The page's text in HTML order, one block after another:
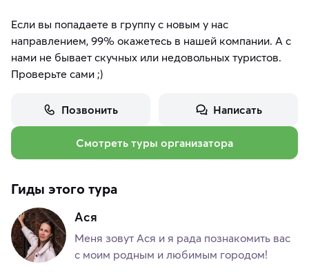
Если вы попадаете в группу с новым у нас
направлением, 99% окажетесь в нашей компании. А с
нами не бывает скучных или недовольных туристов.
Проверьте сами ;)
Позвонить Написать
Смотреть туры организатора
Гиды этого тура
Ася
Меня зовут Ася и я рада познакомить вас
с моим родным и любимым городом!